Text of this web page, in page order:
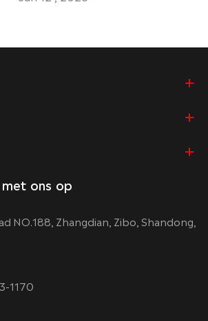
ons op
NO.188, Zhangdian, Zibo, Shandong,
1170